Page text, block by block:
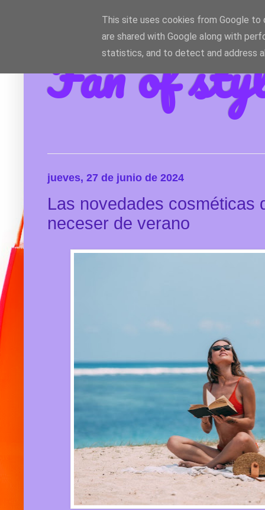
Fan of
jueves, 27 de junio de 2024
Las novedades cosméticas
neceser de verano
This site uses cookies from Google to
are shared with Google along with
statistics, and to detect and address